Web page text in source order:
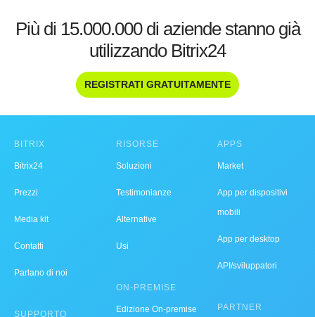
Più di 15.000.000 di aziende stanno già
utilizzando Bitrix24
REGISTRATI GRATUITAMENTE
BITRIX
Bitrix24
Prezzi
Media kit
Contatti
Parlano di noi
SUPPORTO
RISORSE
Soluzioni
Testimonianze
Alternative
Usi
ON-PREMISE
Edizione On-premise
APPS
Market
App per dispositivi
mobili
App per desktop
API/sviluppatori
PARTNER